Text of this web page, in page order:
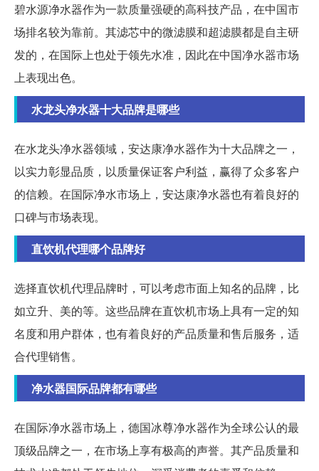
碧水源净水器作为一款质量强硬的高科技产品，在中国市
场排名较为靠前。其滤芯中的微滤膜和超滤膜都是自主研
发的，在国际上也处于领先水准，因此在中国净水器市场
上表现出色。
水龙头净水器十大品牌是哪些
在水龙头净水器领域，安达康净水器作为十大品牌之一，
以实力彰显品质，以质量保证客户利益，赢得了众多客户
的信赖。在国际净水市场上，安达康净水器也有着良好的
口碑与市场表现。
直饮机代理哪个品牌好
选择直饮机代理品牌时，可以考虑市面上知名的品牌，比
如立升、美的等。这些品牌在直饮机市场上具有一定的知
名度和用户群体，也有着良好的产品质量和售后服务，适
合代理销售。
净水器国际品牌都有哪些
在国际净水器市场上，德国冰尊净水器作为全球公认的最
顶级品牌之一，在市场上享有极高的声誉。其产品质量和